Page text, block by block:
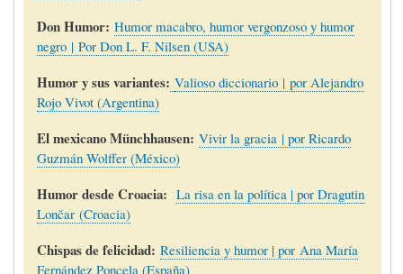
Don Humor: Humor macabro, humor vergonzoso y humor
negro | Por Don L. F. Nilsen (USA)
Humor y sus variantes: Valioso diccionario | por Alejandro
Rojo Vivot (Argentina)
El mexicano Münchhausen: Vivir la gracia | por Ricardo
Guzmán Wolffer (México)
Humor desde Croacia: La risa en la política | por Dragutin
Lončar (Croacia)
Chispas de felicidad: Resiliencia y humor | por Ana María
Fernández Poncela (España)